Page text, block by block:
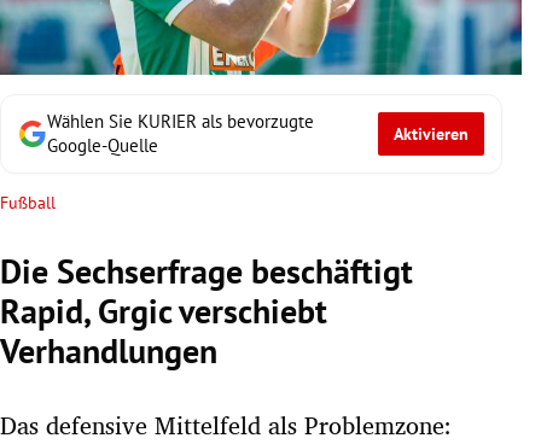
Untermenü
Untermenü
Untermenü
Untermenü
Untermenü
Wählen Sie KURIER als bevorzugte
Google-Quelle
Aktivieren
Fußball
Die Sechserfrage beschäftigt
Rapid, Grgic verschiebt
Verhandlungen
Das defensive Mittelfeld als Problemzone: